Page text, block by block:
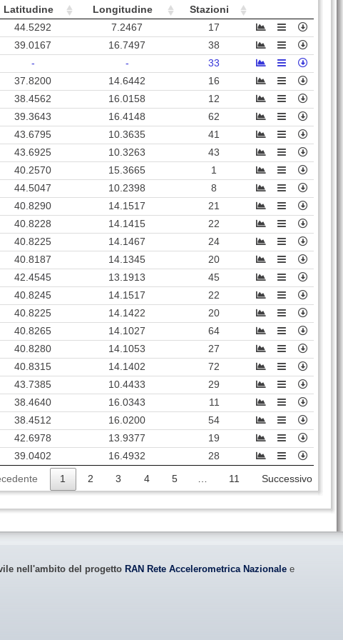
MAJ 31 Majano (
PAS
Pasiano di Pordenone
(PN)
DANT Danta di Cadore (BL )
VAV 3917 Valvasone Arzene (PN )
POLC 36 3123 Polcenigo (PN)
CDN 15877 Codroipo ( UD)
SERN 67 6086
Sernaglia della Battaglia
TV)
INVI 1280 Enemonzo ( UD)
PVC 29 3681 Pieve di Cadore (BL)
MASA 2068 Torreano ( UD)
CVF 10875 Cividale del Friuli (UD)
UDIN 49 97736 Udine (UD)
GEPF 10544 Gemona del Friuli (UD)
Latitudine Longitudine
Stazioni
44.5292 7.2467
17
39.0167 16.7497
38
- -
33
37.8200 14.6442
16
38.4562 16.0158
12
39.3643 16.4148
62
43.6795 10.3635
41
43.6925 10.3263
43
40.2570 15.3665
1
44.5047 10.2398
8
40.8290 14.1517
21
40.8228 14.1415
22
40.8225 14.1467
24
40.8187 14.1345
20
42.4545 13.1913
45
40.8245 14.1517
22
40.8225 14.1422
20
40.8265 14.1027
64
40.8280 14.1053
27
40.8315 14.1402
72
43.7385 10.4433
29
38.4640 16.0343
11
38.4512 16.0200
54
42.6978 13.9377
19
39.0402 16.4932 28
1 2 3 4 5 11 Successivo
nell'ambito del progetto RAN Rete Accelerometrica Nazionale e